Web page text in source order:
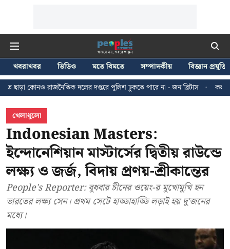
খবরাখবর ভিডিও মতে বিমতে সম্পাদকীয়
বিজ্ঞান প্রযুক্তি
দলের দপ্তরে পুলিশ ঢুকতে পারে না - জন ব্রিটাস
কলকাতায় ২৪ জুলাইয়ের
খেলাধুলো
Indonesian Masters:
ইন্দোনেশিয়ান মাস্টার্সের দ্বিতীয় রাউন্ডে
লক্ষ্য ও জর্জ, বিদায় প্রণয়-শ্রীকান্তের
People's Reporter: বুধবার চীনের ওয়েং-র মুখোমুখি হন
ভারতের লক্ষ্য সেন। প্রথম সেটে হাড্ডাহাড্ডি লড়াই হয় দু'জনের
মধ্যে।